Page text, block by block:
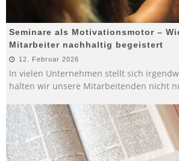
Seminare als Motivationsmotor –
Mitarbeiter nachhaltig begeistert
12. Februar 2026
In vielen Unternehmen stellt sich
halten wir unsere Mitarbeitenden nicht